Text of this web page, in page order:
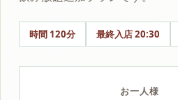
時間 120分 最終入店 20:30
お一人様